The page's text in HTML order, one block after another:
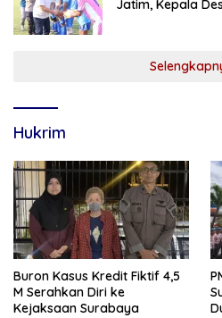
Jatim, Kepala
Hukrim
Buron Kasus Kredit Fiktif 4,5
M Serahkan Diri ke
Kejaksaan Surabaya